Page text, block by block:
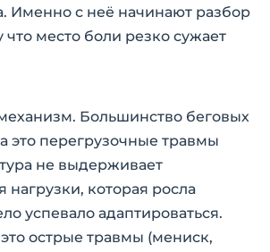
Именно с неё начинают разбор
что место боли резко сужает
Большинство беговых
это перегрузочные травмы
не выдерживает
которая росла
успевало адаптироваться.
острые травмы (мениск,